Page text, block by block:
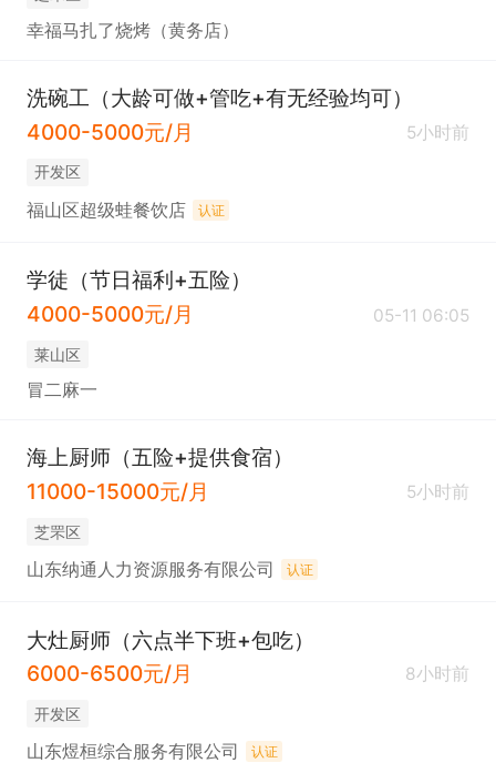
幸福马扎了烧烤（黄务店）
洗碗工（大龄可做+管吃+有无经验均可）
4000-5000元/月
5小时前
开发区
福山区超级蛙餐饮店 认证
学徒（节日福利+五险）
4000-5000元/月
05-11 06:05
莱山区
冒二麻一
海上厨师（五险+提供食宿）
11000-15000元/月
5小时前
芝罘区
山东纳通人力资源服务有限公司 认证
大灶厨师（六点半下班+包吃）
6000-6500元/月
8小时前
开发区
山东煜桓综合服务有限公司 认证